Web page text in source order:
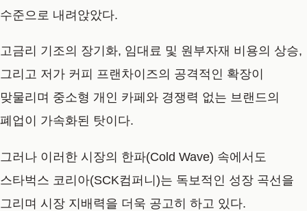
수준으로 내려앉았다.
고금리 기조의 장기화, 임대료 및 원부자재 비용의 상승,
그리고 저가 커피 프랜차이즈의 공격적인 확장이
맞물리며 중소형 개인 카페와 경쟁력 없는 브랜드의
폐업이 가속화된 탓이다.
그러나 이러한 시장의 한파(Cold Wave) 속에서도
스타벅스 코리아(SCK컴퍼니)는 독보적인 성장 곡선을
그리며 시장 지배력을 더욱 공고히 하고 있다.